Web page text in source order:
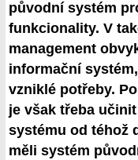
původní systém
funkcionality. V
management
informační
vzniklé potřeby.
je však třeba
systému od téhož
měli systém